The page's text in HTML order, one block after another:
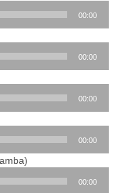
00:00
00:00
00:00
00:00
00:00